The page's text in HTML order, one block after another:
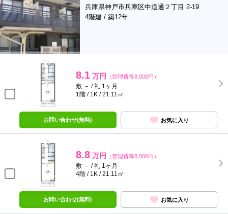
兵庫県神戸市兵庫区中道通２丁目 2-19
4階建 / 築12年
8.1 万円 （管理費等8,000円）
敷 － / 礼 1ヶ月
1階 / 1K / 21.11㎡
お問い合わせ(無料) お気に入り
8.8 万円 （管理費等8,000円）
敷 － / 礼 1ヶ月
4階 / 1K / 21.11㎡
お問い合わせ(無料) お気に入り